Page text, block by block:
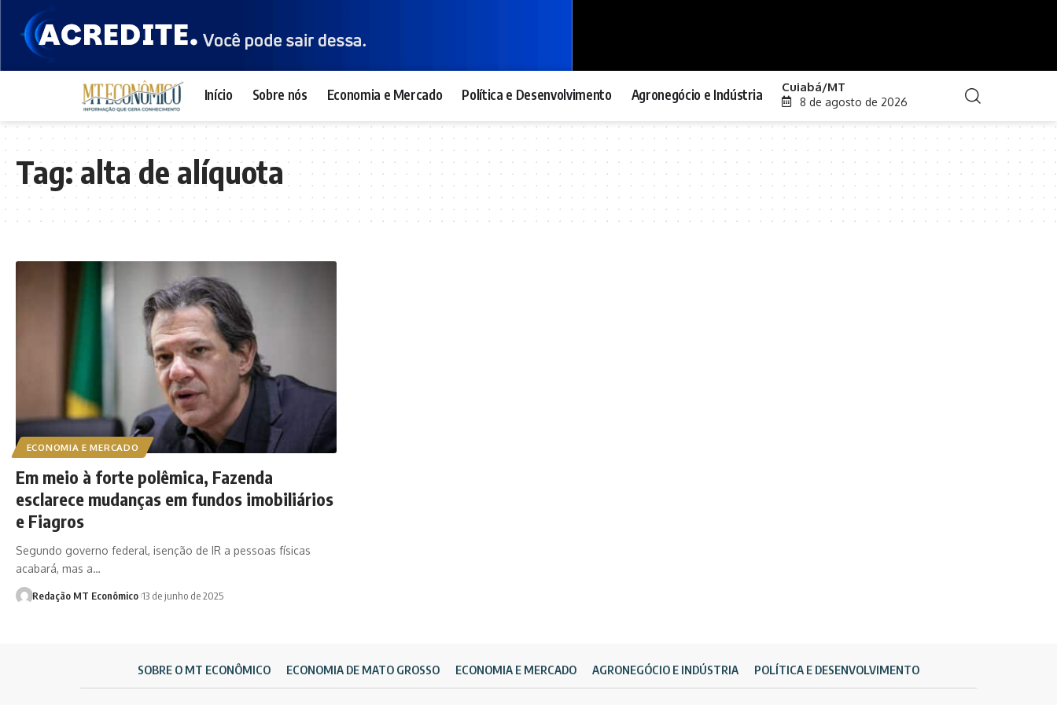
Início Sobre nós Economia e Mercado Política e Desenvolvimento Agronegócio e Indústria Cuiabá/MT
8 de agosto de 2026
Tag:alta de alíquota
ECONOMIA E MERCADO
Em meio à forte polêmica, Fazenda
esclarece mudanças em fundos imobiliários
e Fiagros
Segundo governo federal, isenção de IR a pessoas físicas
acabará, mas a…
Redação MT Econômico 13 de junho de 2025
SOBRE O MT ECONÔMICO ECONOMIA DE MATO GROSSO ECONOMIA E MERCADO AGRONEGÓCIO E INDÚSTRIA POLÍTICA E DESENVOLVIMENTO